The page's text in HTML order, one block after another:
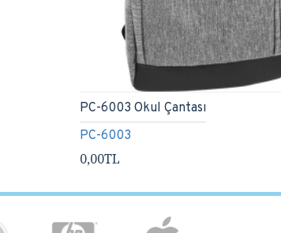
PC-6003
PC-6003 Okul Çantası
0,00TL